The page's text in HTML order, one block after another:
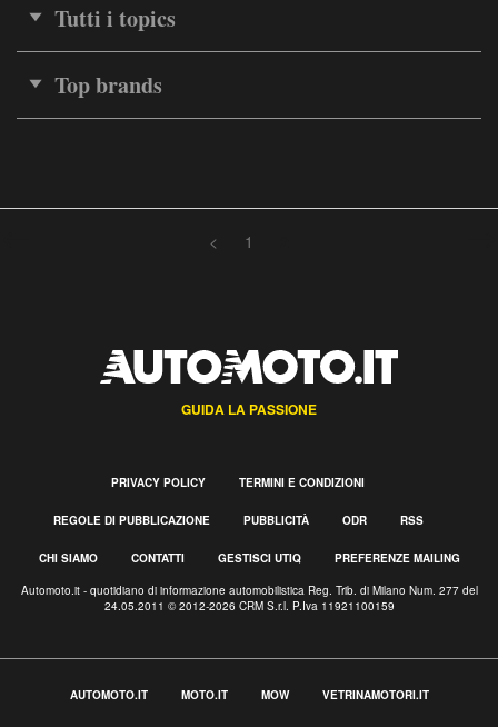
Tutti i topics
Top brands
< 1
GUIDA LA PASSIONE
PRIVACY POLICY TERMINI E CONDIZIONI
REGOLE DI PUBBLICAZIONE PUBBLICITÀ ODR RSS
CHI SIAMO CONTATTI GESTISCI UTIQ PREFERENZE MAILING
Automoto.it - quotidiano di informazione automobilistica Reg. Trib. di Milano Num. 277 del
24.05.2011 © 2012-2026 CRM S.r.l. P.Iva 11921100159
AUTOMOTO.IT MOTO.IT MOW VETRINAMOTORI.IT